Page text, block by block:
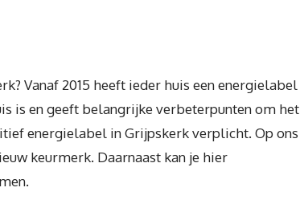
Vanaf 2015 heeft ieder huis een energielabel
is en geeft belangrijke verbeterpunten om het
energielabel in Grijpskerk verplicht. Op ons
keurmerk. Daarnaast kan je hier